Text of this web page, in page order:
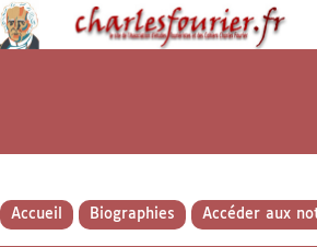
Accueil Biographies Accéder aux